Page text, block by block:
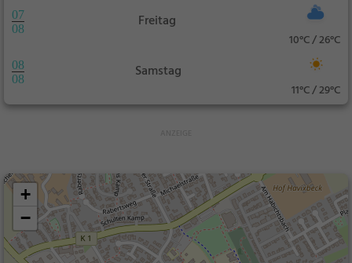
07
08
Freitag
10°C / 26°C
08
08
Samstag
11°C / 29°C
+
−